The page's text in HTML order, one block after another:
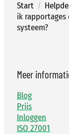
Start /
ik
systeem?
Meer
Blog
Prijs
Inloggen
ISO 27001